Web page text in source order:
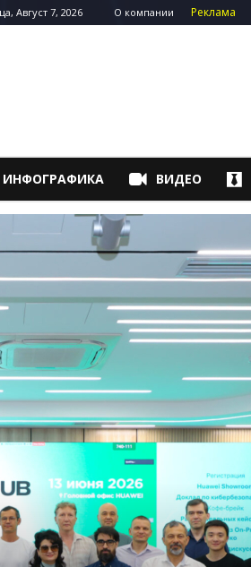
Август 7, 2026 О компании Реклама
ИНФОГРАФИКА ВИДЕО